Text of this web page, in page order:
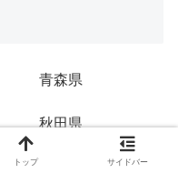
青森県
秋田県
トップ サイドバー